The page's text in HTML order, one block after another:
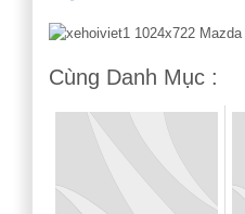
Cùng Danh Mục :